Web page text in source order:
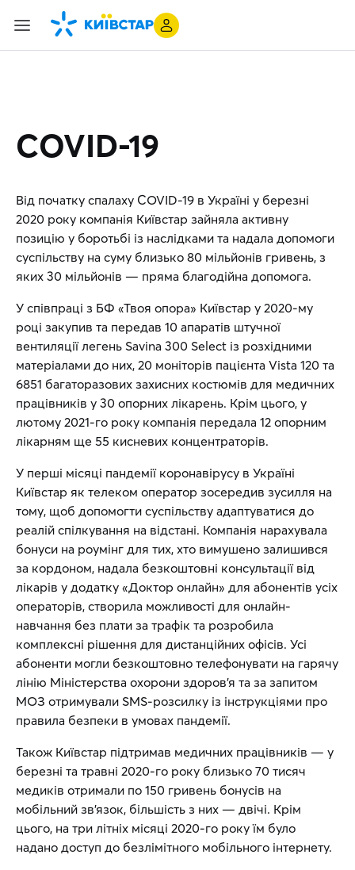
COVID-19
Від початку спалаху COVID-19 в Україні у березні
2020 року компанія Київстар зайняла активну
позицію у боротьбі із наслідками та надала допомоги
суспільству на суму близько 80 мільйонів гривень, з
яких 30 мільйонів — пряма благодійна допомога.
У співпраці з БФ «Твоя опора» Київстар у 2020-му
році закупив та передав 10 апаратів штучної
вентиляції легень Savina 300 Select із розхідними
матеріалами до них, 20 моніторів пацієнта Vista 120 та
6851 багаторазових захисних костюмів для медичних
працівників у 30 опорних лікарень. Крім цього, у
лютому 2021-го року компанія передала 12 опорним
лікарням ще 55 кисневих концентраторів.
У перші місяці пандемії коронавірусу в Україні
Київстар як телеком оператор зосередив зусилля на
тому, щоб допомогти суспільству адаптуватися до
реалій спілкування на відстані. Компанія нарахувала
бонуси на роумінг для тих, хто вимушено залишився
за кордоном, надала безкоштовні консультації від
лікарів у додатку «Доктор онлайн» для абонентів усіх
операторів, створила можливості для онлайн-
навчання без плати за трафік та розробила
комплексні рішення для дистанційних офісів. Усі
абоненти могли безкоштовно телефонувати на гарячу
лінію Міністерства охорони здоров’я та за запитом
МОЗ отримували SMS-розсилку із інструкціями про
правила безпеки в умовах пандемії.
Також Київстар підтримав медичних працівників — у
березні та травні 2020-го року близько 70 тисяч
медиків отримали по 150 гривень бонусів на
мобільний зв’язок, більшість з них — двічі. Крім
цього, на три літніх місяці 2020-го року їм було
надано доступ до безлімітного мобільного інтернету.